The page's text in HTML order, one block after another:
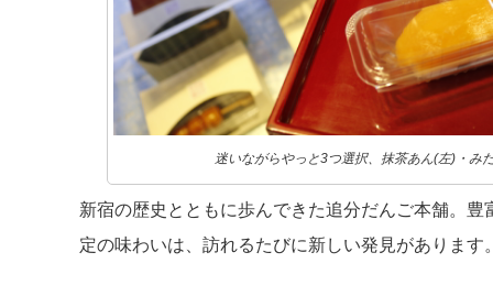
迷いながらやっと3つ選択、抹茶あん(左)・み
新宿の歴史とともに歩んできた追分だんご本舗。
定の味わいは、訪れるたびに新しい発見があります